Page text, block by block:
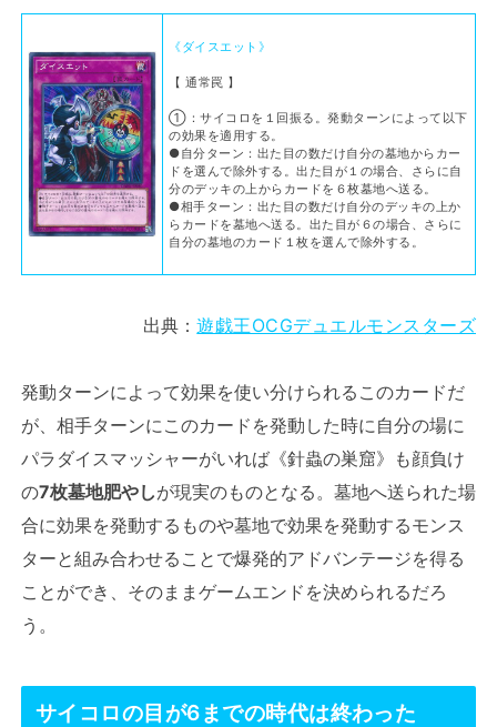
《ダイスエット》
【 通常罠 】
①：サイコロを１回振る。発動ターンによって以下
の効果を適用する。
●自分ターン：出た目の数だけ自分の墓地からカー
ドを選んで除外する。出た目が１の場合、さらに自
分のデッキの上からカードを６枚墓地へ送る。
●相手ターン：出た目の数だけ自分のデッキの上か
らカードを墓地へ送る。出た目が６の場合、さらに
自分の墓地のカード１枚を選んで除外する。
出典：遊戯王OCGデュエルモンスターズ
発動ターンによって効果を使い分けられるこのカードだ
が、相手ターンにこのカードを発動した時に自分の場に
パラダイスマッシャーがいれば《針蟲の巣窟》も顔負け
の7枚墓地肥やしが現実のものとなる。墓地へ送られた場
合に効果を発動するものや墓地で効果を発動するモンス
ターと組み合わせることで爆発的アドバンテージを得る
ことができ、そのままゲームエンドを決められるだろ
う。
サイコロの目が6までの時代は終わった